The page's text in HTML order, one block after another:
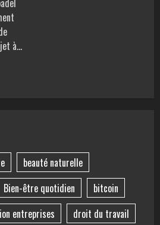
à…
beauté naturelle
Bien-être quotidien
bitcoin
entreprises
droit du travail